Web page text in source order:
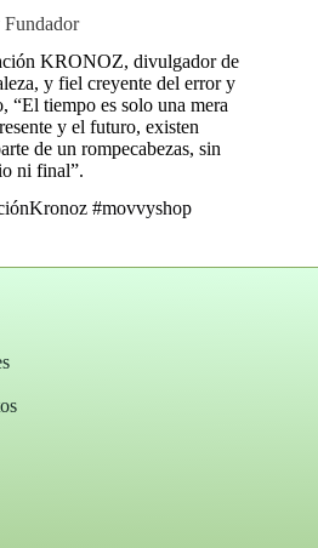
Fundador
KRONOZ, divulgador de
y fiel creyente del error y
“El tiempo es solo una mera
y el futuro, existen
de un rompecabezas, sin
ni final”.
#movvyshop